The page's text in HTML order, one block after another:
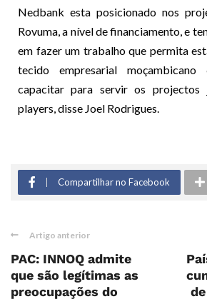
Nedbank esta posicionado nos
Rovuma, a nível de financiamento, e
em fazer um trabalho que permita
tecido empresarial
capacitar para servir os projectos
players, disse Joel Rodrigues.
Compartilhar no Facebook
Artigo anterior
PAC: INNOQ admite
que são legítimas as
preocupações do